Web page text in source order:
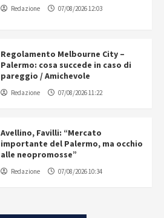
Redazione 07/08/2026 12:03
Regolamento Melbourne City –
Palermo: cosa succede in caso di
pareggio / Amichevole
Redazione 07/08/2026 11:22
Avellino, Favilli: “Mercato
importante del Palermo, ma occhio
alle neopromosse”
Redazione 07/08/2026 10:34